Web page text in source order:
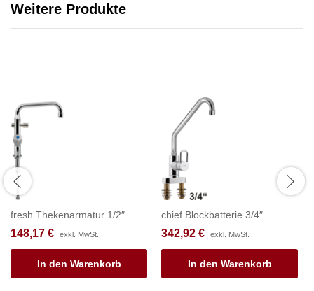
Weitere Produkte
fresh Thekenarmatur 1/2″
148,17 € exkl. MwSt.
In den Warenkorb
chief Blockbatterie 3/4″
342,92 € exkl. MwSt.
In den Warenkorb